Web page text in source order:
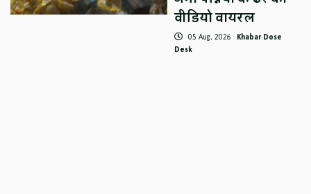
वीडियो वायरल
05 Aug, 2026 Khabar Dose
Desk